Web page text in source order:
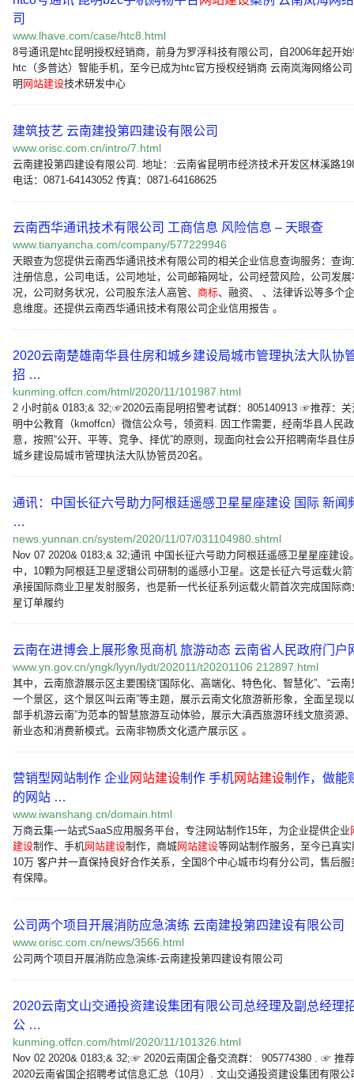
司
www.lhave.com/case/htc8.html
8号通讯是htc昆明授权经销商，前身为罗浮科技有限公司，自2006年起开
htc（多普达）智能手机，至今已成为htc官方授权经销商 云南岚海网络公
明 网站建设技术研发中心
建筑技艺 云南建投第四建设有限公司
www.orisc.com.cn/intro/7.html
云南建投第四建设有限公司. 地址：:云南省昆明市经济技术开发区林溪路
电话：0871-64143052 传真：0871-64168625
云南西华通讯技术有限公司 工商信息 风险信息 – 天眼查
www.tianyancha.com/company/577229946
天眼查为您提供云南西华通讯技术有限公司的相关企业信息查询服务：查询
注册信息，公司电话，公司地址，公司邮箱网址，公司经营风险，公司发展
况，公司财务状况，公司股东法人高管、 商标、融资、 、法律诉讼等多个
息维度。还提供云南西华通讯技术有限公司企业信用报告 。
2020云南楚雄南华县住房和城乡建设局城市管理执法大队协
招 …
kunming.offcn.com/html/2020/11/101987.html
2 小时前& 0183;& 32;☞2020云南昆明招警考试群：805140913 ☞推荐：关
明中公教育（kmoffcn）微信公众号，领资料. 因工作需要，经南华县人民
意，按照“公开、平等、竞争、择优”的原则，现面向社会公开招聘南华县住
城乡建设局城市管理执法大队协管员20名。
通讯：中国长征六号助力阿根廷遥感卫星星座建设 国际 新闻
…
news.yunnan.cn/system/2020/11/07/031104980.shtml
Nov 07 2020& 0183;& 32;通讯 中国长征六号助力阿根廷遥感卫星星座建设
中，10颗为阿根廷卫星逻辑公司研制的遥感小卫星。这是长征六号运载火
承接国际商业卫星发射服务，也是新一代长征系列运载火箭首次完成国际商
星订单履约
云南在进博会上展形象觅商机 旅游动态 云南省人民政府门户
www.yn.gov.cn/yngk/lyyn/lydt/202011/t20201106 212897.html
其中，云南旅游展示区主要围绕“国际化、高端化、特色化、智慧化”、“云南
一个景区，这个景区叫云南”等主题，展示云南文化旅游新形象，全面呈现
部手机游云南”为范本的智慧旅游互动体验，展示大滇西旅游环线文旅资源
新业态和消费新模式。云南非物质文化遗产展示区 。
营销型网站制作 企业 网站建设制作 手机网站建设制作，做能
的网站 …
www.iwanshang.cn/domain.html
万商云集-一站式SaaS应用服务平台，专注网站制作15年，为企业提供企业
建设制作、手机网站建设制作，商城网站建设等网站制作服务，至今已真实
10万 客户并一直保持良好合作关系，全国8个中心城市均有分公司，售后服
有保障。
公司两个项目开展消防应急演练 云南建投第四建设有限公司
www.orisc.com.cn/news/3566.html
公司两个项目开展消防应急演练-云南建投第四建设有限公司
2020云南文山交通投资建设集团有限公司总经理及副总经理
公 …
kunming.offcn.com/html/2020/11/101326.html
Nov 02 2020& 0183;& 32;☞ 2020云南国企备交流群： 905774380 . ☞ 推
2020云南省国企招聘考试信息汇总（10月）. 文山交通投资建设集团有限公